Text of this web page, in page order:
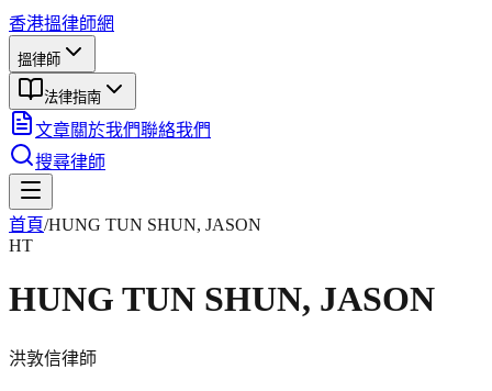
香港搵律師網
搵律師
法律指南
文章關於我們聯絡我們
搜尋律師
首頁/HUNG TUN SHUN, JASON
HT
HUNG TUN SHUN, JASON
洪敦信律師